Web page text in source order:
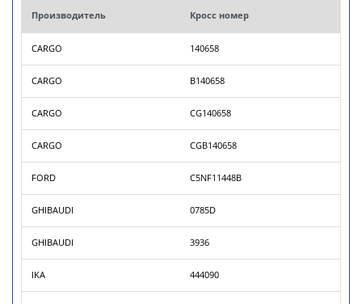
Производитель Кросс номер
CARGO 140658
CARGO B140658
CARGO CG140658
CARGO CGB140658
FORD C5NF11448B
GHIBAUDI 0785D
GHIBAUDI 3936
IKA 444090